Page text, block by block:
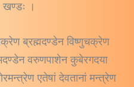
खण्डः ।
ब्रह्मदण्डेन विष्णुचक्रेण
वरुणपाशेन कुबेरगदया
एतेषां देवतानां मन्त्रेण